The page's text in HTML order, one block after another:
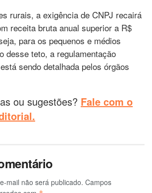
rurais, a exigência de CNPJ recairá
receita bruta anual superior a R$
para os pequenos e médios
desse teto, a regulamentação
sendo detalhada pelos órgãos
ou sugestões? Fale com o
mail não será publicado. Campos